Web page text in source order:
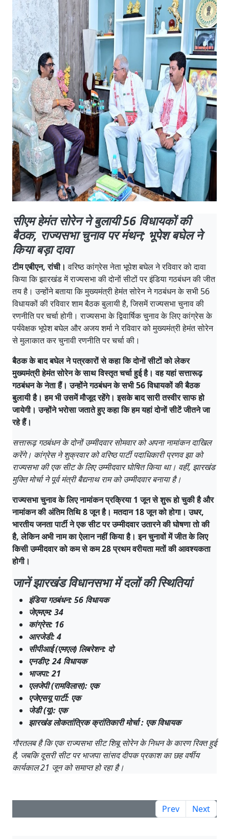
सीएम हेमंत सोरेन ने बुलायी 56 विधायकों की
बैठक, राज्यसभा चुनाव पर मंथन; भूपेश बघेल ने
किया बड़ा दावा
टीम एबीएन, रांची।वरिष्ठ कांग्रेस नेता भूपेश बघेल ने रविवार को दावा
किया कि झारखंड में राज्यसभा की दोनों सीटों पर इंडिया गठबंधन की जीत
तय है। उन्होंने बताया कि मुख्यमंत्री हेमंत सोरेन ने गठबंधन के सभी 56
विधायकों की रविवार शाम बैठक बुलायी है, जिसमें राज्यसभा चुनाव की
रणनीति पर चर्चा होगी। राज्यसभा के द्विवार्षिक चुनाव के लिए कांग्रेस के
पर्यवेक्षक भूपेश बघेल और अजय शर्मा ने रविवार को मुख्यमंत्री हेमंत सोरेन
से मुलाकात कर चुनावी रणनीति पर चर्चा की।
बैठक के बाद बघेल ने पत्रकारों से कहा कि दोनों सीटों को लेकर
मुख्यमंत्री हेमंत सोरेन के साथ विस्तृत चर्चा हुई है। वह यहां सत्तारूढ़
गठबंधन के नेता हैं। उन्होंने गठबंधन के सभी 56 विधायकों की बैठक
बुलायी है। हम भी उसमें मौजूद रहेंगे। इसके बाद सारी तस्वीर साफ हो
जायेगी। उन्होंने भरोसा जताते हुए कहा कि हम यहां दोनों सीटें जीतने जा
रहे हैं।
सत्तारूढ़ गठबंधन के दोनों उम्मीदवार सोमवार को अपना नामांकन दाखिल
करेंगे। कांग्रेस ने शुक्रवार को वरिष्ठ पार्टी पदाधिकारी प्रणव झा को
राज्यसभा की एक सीट के लिए उम्मीदवार घोषित किया था। वहीं, झारखंड
मुक्ति मोर्चा ने पूर्व मंत्री बैद्यनाथ राम को उम्मीदवार बनाया है।
राज्यसभा चुनाव के लिए नामांकन प्रक्रिया 1 जून से शुरू हो चुकी है और
नामांकन की अंतिम तिथि 8 जून है। मतदान 18 जून को होगा। उधर,
भारतीय जनता पार्टी ने एक सीट पर उम्मीदवार उतारने की घोषणा तो की
है, लेकिन अभी नाम का ऐलान नहीं किया है। इन चुनावों में जीत के लिए
किसी उम्मीदवार को कम से कम 28 प्रथम वरीयता मतों की आवश्यकता
होगी।
जानें झारखंड विधानसभा में दलों की स्थितियां
इंडिया गठबंधन: 56 विधायक
जेएमएम: 34
कांग्रेस: 16
आरजेडी: 4
सीपीआई (एमएल) लिबरेशन: दो
एनडीए: 24 विधायक
भाजपा: 21
एलजेपी (रामविलास): एक
एजेएसयू पार्टी: एक
जेडी (यू): एक
झारखंड लोकतांत्रिक क्रांतिकारी मोर्चा : एक विधायक
गौरतलब है कि एक राज्यसभा सीट शिबू सोरेन के निधन के कारण रिक्त हुई
है, जबकि दूसरी सीट पर भाजपा सांसद दीपक प्रकाश का छह वर्षीय
कार्यकाल 21 जून को समाप्त हो रहा है।
Prev Next